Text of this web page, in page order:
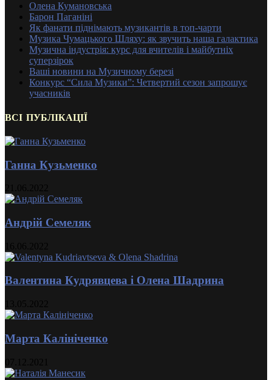
Олена Кумановська
Барон Паганіні
Як фанати піднімають музикантів в топ-чарти
Музика Чумацького Шляху: як звучить наша галактика
Музична індустрія: курс для вчителів і майбутніх
суперзірок
Ваші новини на Музичному березі
Конкурс “Сила Музики”: Четвертий сезон запрошує
учасників
ВСІ ПУБЛІКАЦІЇ
Ганна Кузьменко
Андрій Семеляк
Валентина Кудрявцева і Олена Шадрина
Марта Калініченко